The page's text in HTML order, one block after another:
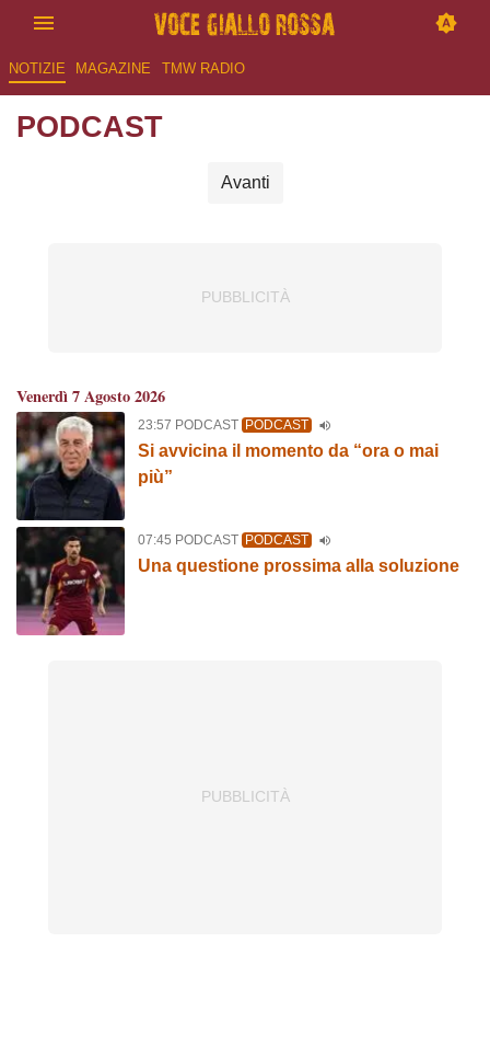
NOTIZIE MAGAZINE TMW RADIO
PODCAST
Avanti
Venerdì 7 Agosto 2026
23:57 PODCAST PODCAST
Si avvicina il momento da “ora o mai
più”
07:45 PODCAST PODCAST
Una questione prossima alla soluzione